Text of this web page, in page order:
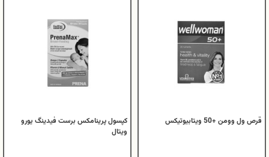
قرص ول وومن +50 ویتابیوتیکس
کپسول پرینامکس برست فیدینگ یورو
ویتال